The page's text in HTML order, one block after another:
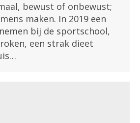
bewust of onbewust;
maken. In 2019 een
bij de sportschool,
een strak dieet